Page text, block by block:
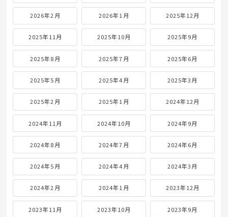
2026年2月 2026年1月 2025年12月
2025年11月 2025年10月 2025年9月
2025年8月 2025年7月 2025年6月
2025年5月 2025年4月 2025年3月
2025年2月 2025年1月 2024年12月
2024年11月 2024年10月 2024年9月
2024年8月 2024年7月 2024年6月
2024年5月 2024年4月 2024年3月
2024年2月 2024年1月 2023年12月
2023年11月 2023年10月 2023年9月